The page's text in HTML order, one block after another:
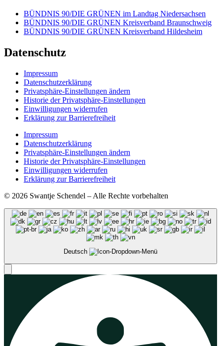
BÜNDNIS 90/DIE GRÜNEN im Landtag Niedersachsen
BÜNDNIS 90/DIE GRÜNEN Kreisverband Braunschweig
BÜNDNIS 90/DIE GRÜNEN Kreisverband Hildesheim
Datenschutz
Impressum
Datenschutzerklärung
Privatsphäre-Einstellungen ändern
Historie der Privatsphäre-Einstellungen
Einwilligungen widerrufen
Erklärung zur Barrierefreiheit
Impressum
Datenschutzerklärung
Privatsphäre-Einstellungen ändern
Historie der Privatsphäre-Einstellungen
Einwilligungen widerrufen
Erklärung zur Barrierefreiheit
© 2026 Swantje Schendel – Alle Rechte vorbehalten
Deutsch